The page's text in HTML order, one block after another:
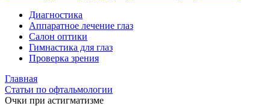
Диагностика
Аппаратное лечение глаз
Салон оптики
Гимнастика для глаз
Проверка зрения
Главная
Статьи по офтальмологии
Очки при астигматизме